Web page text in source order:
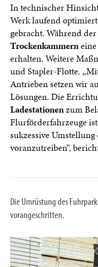
In technischer
Werk laufend
gebracht. Während
Trockenkammern
erhalten. Weitere
und Stapler-Flotte.
Antrieben setzen wir
Lösungen. Die
Ladestationenzum
Flurförderfahrzeuge
sukzessive
voranzutreiben“,
Die Umrüstung des
vorangeschritten.